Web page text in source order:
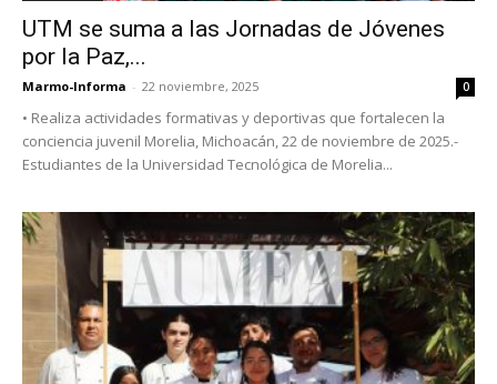
UTM se suma a las Jornadas de Jóvenes
por la Paz,...
Marmo-Informa - 22 noviembre, 2025 0
• Realiza actividades formativas y deportivas que fortalecen la
conciencia juvenil Morelia, Michoacán, 22 de noviembre de 2025.-
Estudiantes de la Universidad Tecnológica de Morelia...